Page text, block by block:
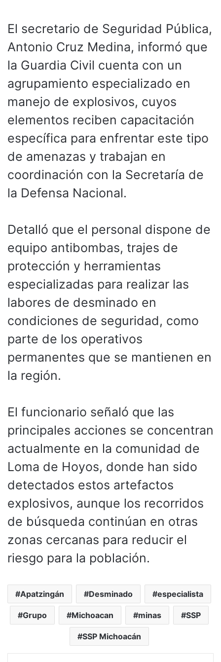
El secretario de Seguridad Pública,
Antonio Cruz Medina, informó que
la Guardia Civil cuenta con un
agrupamiento especializado en
manejo de explosivos, cuyos
elementos reciben capacitación
específica para enfrentar este tipo
de amenazas y trabajan en
coordinación con la Secretaría de
la Defensa Nacional.
Detalló que el personal dispone de
equipo antibombas, trajes de
protección y herramientas
especializadas para realizar las
labores de desminado en
condiciones de seguridad, como
parte de los operativos
permanentes que se mantienen en
la región.
El funcionario señaló que las
principales acciones se concentran
actualmente en la comunidad de
Loma de Hoyos, donde han sido
detectados estos artefactos
explosivos, aunque los recorridos
de búsqueda continúan en otras
zonas cercanas para reducir el
riesgo para la población.
Apatzingán Desminado especialista
Grupo Michoacan minas SSP
SSP Michoacán